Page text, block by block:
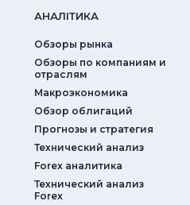
АНАЛIТИКА
Обзоры рынка
Обзоры по компаниям и
отраслям
Макроэкономика
Обзор облигаций
Прогнозы и стратегия
Технический анализ
Forex аналитика
Технический анализ
Forex